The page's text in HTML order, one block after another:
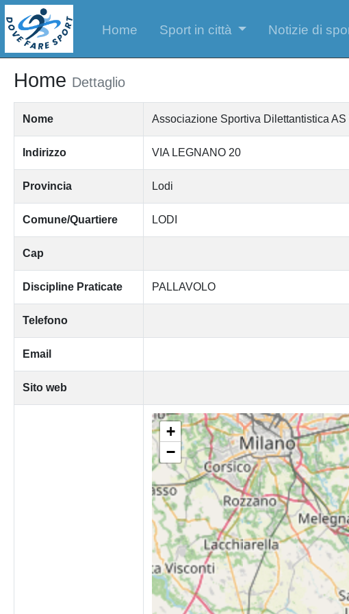
Home Sport in città Notizie di
Home Dettaglio
Nome Associazione Sportiva Dilettantistica
Indirizzo VIA LEGNANO 20
Provincia Lodi
Comune/Quartiere LODI
Cap
Discipline Praticate PALLAVOLO
Telefono
Email
Sito web
+
−